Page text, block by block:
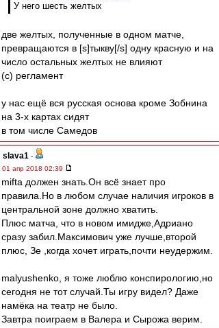
У него шесть желтых
две желтых, полученные в одном матче,
превращаются в [s]тыкву[/s] одну красную и на
число остальных желтых не влияют
(с) регламент
у нас ещё вся русская основа кроме Зобнина
на 3-х картах сидят
в том числе Самедов
slava1 -
01 апр 2018 02:39
mifta должен знать.Он всё знает про
правила.Но в любом случае наличия игроков в
центральной зоне должно хватить.
Плюс матча, что в новом имидже,Адриано
сразу забил.Максимович уже лучше,второй
плюс, Зе ,когда хочет играть,почти неудержим.
malyushenko, я тоже люблю конспирологию,но
сегодня не тот случай.Ты игру видел? Даже
намёка на театр не было.
Завтра поиграем в Валера и Сырожа верим.